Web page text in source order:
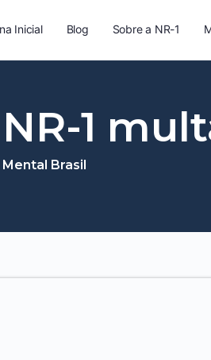
Inicial Blog Sobre a NR-1
1
Brasil